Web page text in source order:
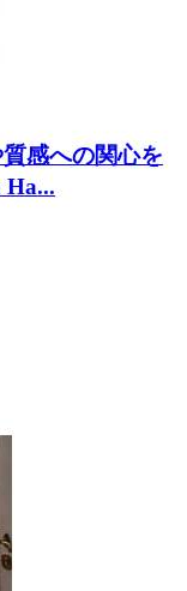
感への関心を
Ha...